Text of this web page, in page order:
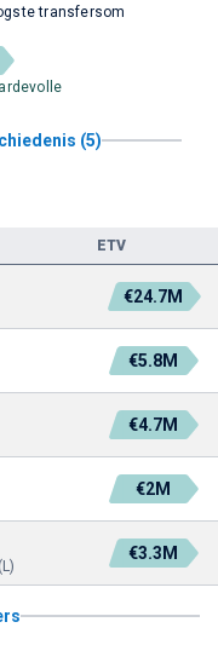
transfersom
(5)
ETV
€24.7M
€5.8M
€4.7M
€2M
€3.3M